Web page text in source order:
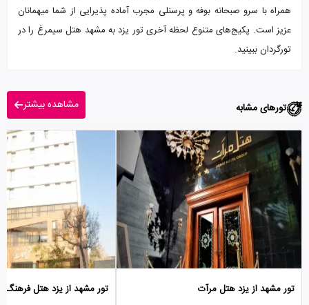
همراه با سرو صبحانه بوفه و پرسنلی مجرب آماده پذیرایی از شما میهمانان
عزیز است. پکیج‌های متنوع لحظه آخری تور یزد به مشهد هتل سیمرغ را در
تورگردان ببینید.
تورهای مشابه مشاهده بیشتر
تور مشهد از یزد هتل مرآت تور مشهد از یزد هتل فرهنگ